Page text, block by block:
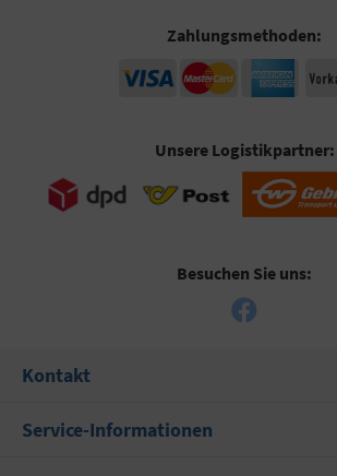
Zahlungsmethoden:
Unsere Logistikpartner:
Besuchen Sie uns:
Kontakt
Service-Informationen